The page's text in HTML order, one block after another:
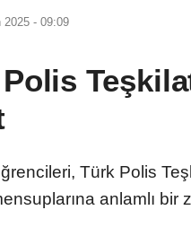
2025 - 09:09
Türk Polis
anlamlı bir